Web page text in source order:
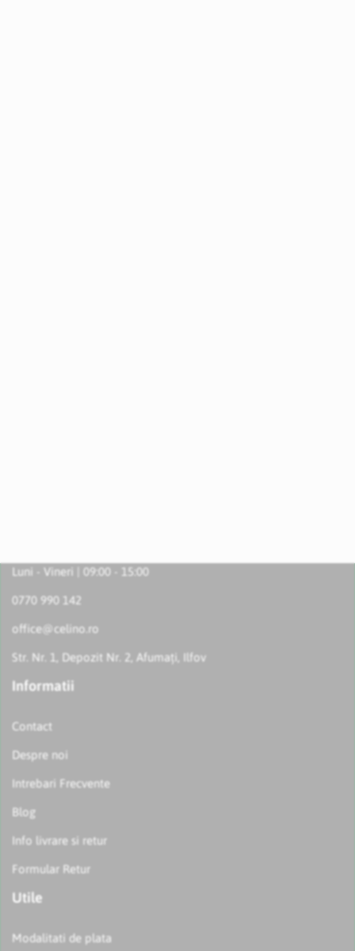
Luni - Vineri | 09:00 - 15:00
0770 990 142
office@celino.ro
Str. Nr. 1, Depozit Nr. 2, Afumați, Ilfov
Informatii
Contact
Despre noi
Intrebari Frecvente
Blog
Info livrare si retur
Formular Retur
Utile
Modalitati de plata